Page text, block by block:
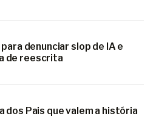
denunciar slop de IA e
de reescrita
dos Pais que valem a história